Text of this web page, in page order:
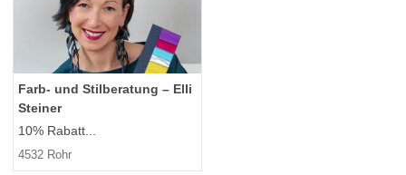
Farb- und Stilberatung – Elli
Steiner
10% Rabatt...
4532 Rohr